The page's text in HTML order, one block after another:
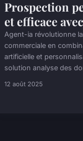
Prospection
et efficace
Agent-ia révolutionne
commerciale en
artificielle et
solution analyse des
12 août 2025